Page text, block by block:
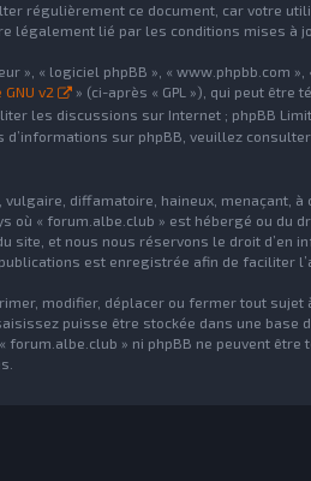
régulièrement ce document, car votre
légalement lié par les conditions mises à
», « logiciel phpBB », « www.phpbb.com »,
v2
» (ci-après « GPL »), qui peut être
les discussions sur Internet ; phpBB
sur phpBB, veuillez consulter
diffamatoire, haineux, menaçant,
où « forum.albe.club » est hébergé ou du
et nous nous réservons le droit d’en
est enregistrée afin de faciliter
modifier, déplacer ou fermer tout sujet
puisse être stockée dans une base
» ni phpBB ne peuvent